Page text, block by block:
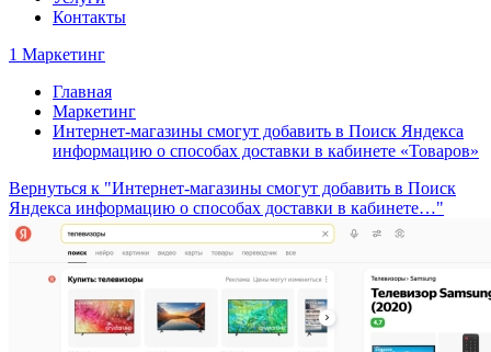
Контакты
1 Маркетинг
Главная
Маркетинг
Интернет-магазины смогут добавить в Поиск Яндекса
информацию о способах доставки в кабинете «Товаров»
Вернуться к "Интернет-магазины смогут добавить в Поиск
Яндекса информацию о способах доставки в кабинете…"